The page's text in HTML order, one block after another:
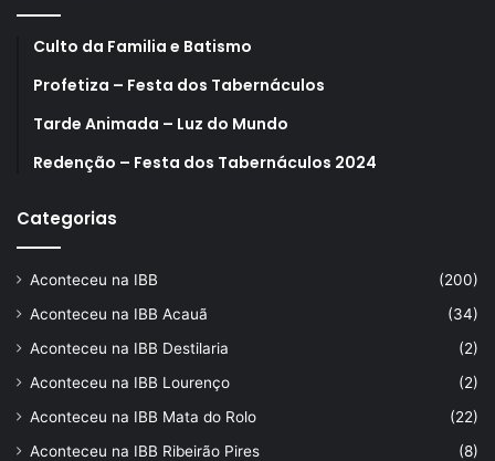
Culto da Familia e Batismo
Profetiza – Festa dos Tabernáculos
Tarde Animada – Luz do Mundo
Redenção – Festa dos Tabernáculos 2024
Categorias
Aconteceu na IBB
(200)
Aconteceu na IBB Acauã
(34)
Aconteceu na IBB Destilaria
(2)
Aconteceu na IBB Lourenço
(2)
Aconteceu na IBB Mata do Rolo
(22)
Aconteceu na IBB Ribeirão Pires
(8)